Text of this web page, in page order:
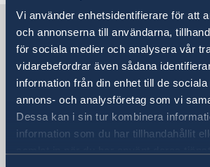
Vi använder enhetsidentifierare för att
och annonserna till användarna,
för sociala medier och analysera vår
vidarebefordrar även sådana
information från din enhet till de
annons- och analysföretag som vi
Dessa kan i sin tur kombinera
information som du har tillhandahållit
Sverige i Belgien
Sveriges ambassad
Besöksadress
Square de Meeûs 30
1000 Bryssel
Belgien